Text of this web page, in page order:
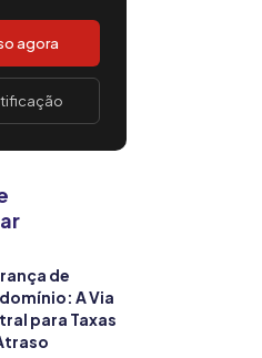
agora
de
A Via
para Taxas